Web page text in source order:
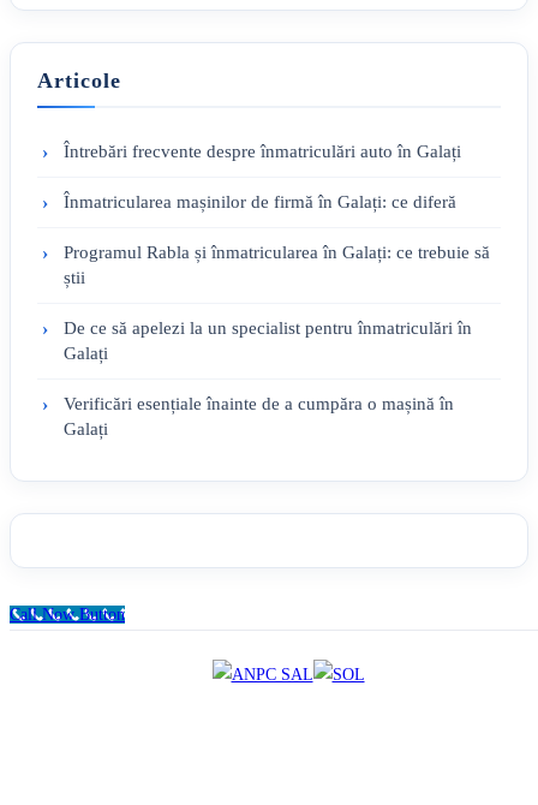
Articole
Întrebări frecvente despre înmatriculări auto în Galați
Înmatricularea mașinilor de firmă în Galați: ce diferă
Programul Rabla și înmatricularea în Galați: ce trebuie să
știi
De ce să apelezi la un specialist pentru înmatriculări în
Galați
Verificări esențiale înainte de a cumpăra o mașină în
Galați
Call Now Button